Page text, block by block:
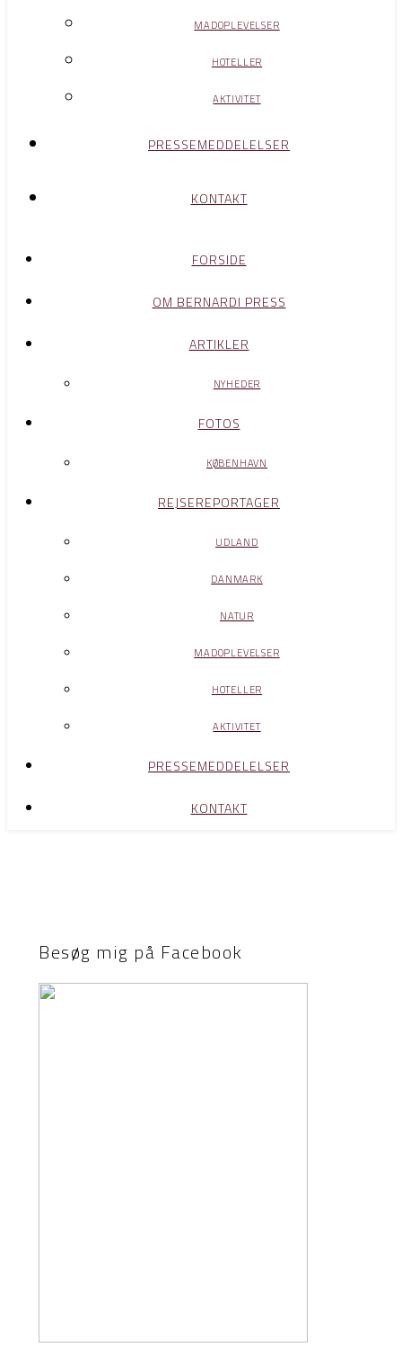
MADOPLEVELSER
HOTELLER
AKTIVITET
PRESSEMEDDELELSER
KONTAKT
FORSIDE
OM BERNARDI PRESS
ARTIKLER
NYHEDER
FOTOS
KØBENHAVN
REJSEREPORTAGER
UDLAND
DANMARK
NATUR
MADOPLEVELSER
HOTELLER
AKTIVITET
PRESSEMEDDELELSER
KONTAKT
Besøg mig på Facebook